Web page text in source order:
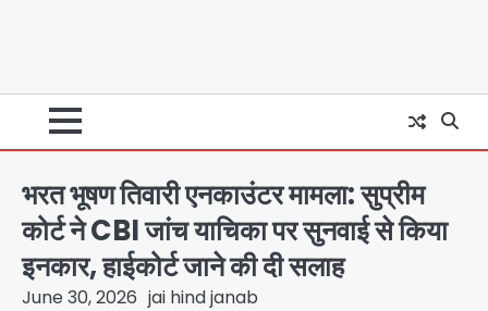
भरत भूषण तिवारी एनकाउंटर मामला: सुप्रीम
कोर्ट ने CBI जांच याचिका पर सुनवाई से किया
इनकार, हाईकोर्ट जाने की दी सलाह
June 30, 2026 jai hind janab